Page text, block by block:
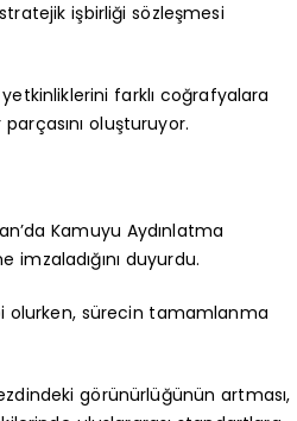
işbirliği sözleşmesi
yetkinliklerini farklı coğrafyalara
oluşturuyor.
Kamuyu Aydınlatma
imzaladığını duyurdu.
olurken, sürecin tamamlanma
görünürlüğünün artması,